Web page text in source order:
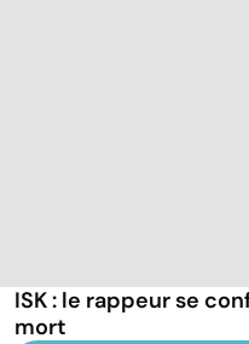
ISK : le rappeur se
mort